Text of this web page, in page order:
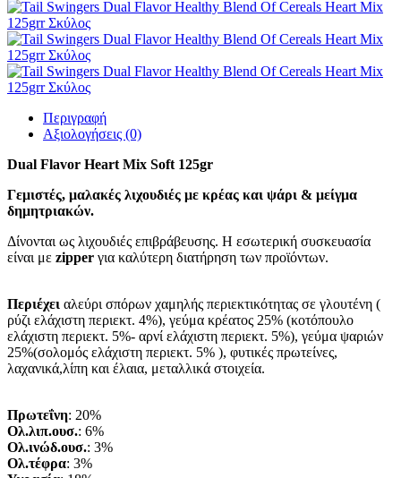
Περιγραφή
Αξιολογήσεις (0)
Dual Flavor Heart Mix Soft 125gr
Γεμιστές, μαλακές λιχουδιές με κρέας και ψάρι & μείγμα
δημητριακών.
Δίνονται ως λιχουδιές επιβράβευσης. Η εσωτερική συσκευασία
είναι με zipper για καλύτερη διατήρηση των προϊόντων.
Περιέχει αλεύρι σπόρων χαμηλής περιεκτικότητας σε γλουτένη (
ρύζι ελάχιστη περιεκτ. 4%), γεύμα κρέατος 25% (κοτόπουλο
ελάχιστη περιεκτ. 5%- αρνί ελάχιστη περιεκτ. 5%), γεύμα ψαριών
25%(σολομός ελάχιστη περιεκτ. 5% ), φυτικές πρωτείνες,
λαχανικά,λίπη και έλαια, μεταλλικά στοιχεία.
Πρωτεΐνη: 20%
Oλ.λιπ.ουσ.: 6%
Ολ.ινώδ.ουσ.: 3%
Ολ.τέφρα: 3%